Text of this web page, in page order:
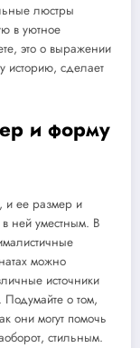
люстры
в уютное
это о выражении
историю, сделает
и форму
и ее размер и
ней уместным. В
можно
источники
Подумайте о том,
они могут помочь
стильным.